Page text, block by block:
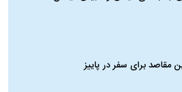
مقاصد برای سفر در پاییز